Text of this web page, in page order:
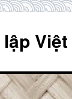
Việt